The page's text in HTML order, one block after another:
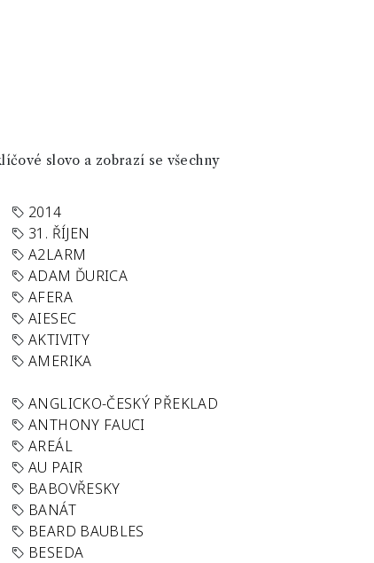
slovo a zobrazí se všechny
2014
31. ŘÍJEN
A2LARM
ADAM ĎURICA
AFERA
AIESEC
AKTIVITY
AMERIKA
ANGLICKO-ČESKÝ PŘEKLAD
ANTHONY FAUCI
AREÁL
AU PAIR
BABOVŘESKY
BANÁT
BEARD BAUBLES
BESEDA